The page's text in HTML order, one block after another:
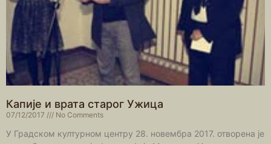
Капије и врата старог Ужица
07/12/2017 No Comments
У Градском културном центру 28. новембра 2017. отворена је